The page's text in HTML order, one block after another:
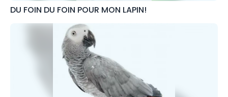
DU FOIN DU FOIN POUR MON LAPIN!